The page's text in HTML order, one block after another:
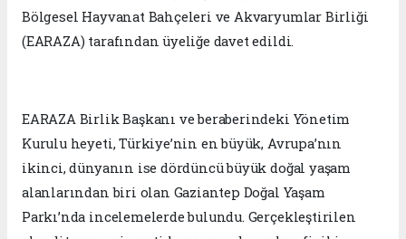
Bölgesel Hayvanat Bahçeleri ve Akvaryumlar Birliği
(EARAZA) tarafından üyeliğe davet edildi.
EARAZA Birlik Başkanı ve beraberindeki Yönetim
Kurulu heyeti, Türkiye’nin en büyük, Avrupa’nın
ikinci, dünyanın ise dördüncü büyük doğal yaşam
alanlarından biri olan Gaziantep Doğal Yaşam
Parkı’nda incelemelerde bulundu. Gerçekleştirilen